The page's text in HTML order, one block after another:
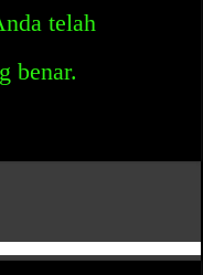
telah
benar.